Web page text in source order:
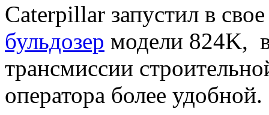
Caterpillar запустил в
бульдозер модели 824K,
трансмиссии
оператора более удобной.